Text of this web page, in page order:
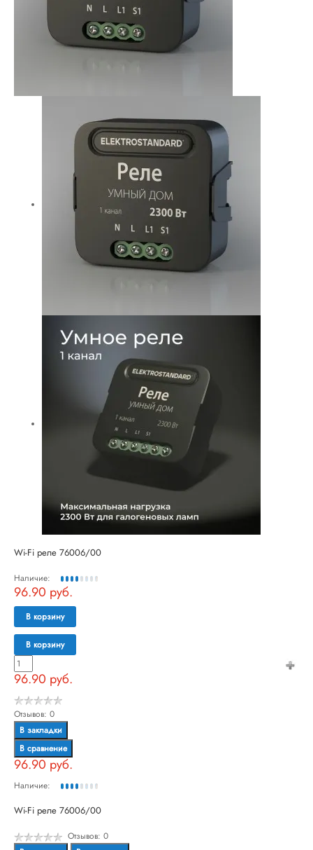
Wi-Fi реле 76006/00
Наличие:
96.90 руб.
В корзину
В корзину
96.90 руб.
Отзывов: 0
В закладки
В сравнение
96.90 руб.
Наличие:
Wi-Fi реле 76006/00
Отзывов: 0